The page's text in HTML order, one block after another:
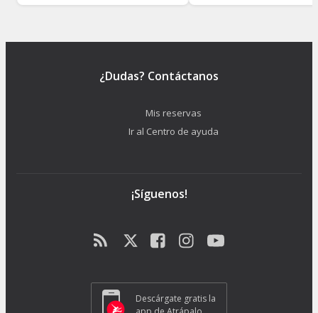
¿Dudas? Contáctanos
Mis reservas
Ir al Centro de ayuda
¡Síguenos!
Descárgate gratis la